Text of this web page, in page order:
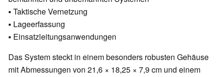
▪ Taktische Vernetzung
▪ Lageerfassung
▪ Einsatzleitungsanwendungen
Das System steckt in einem besonders robusten Gehäuse
mit Abmessungen von 21,6 × 18,25 × 7,9 cm und einem